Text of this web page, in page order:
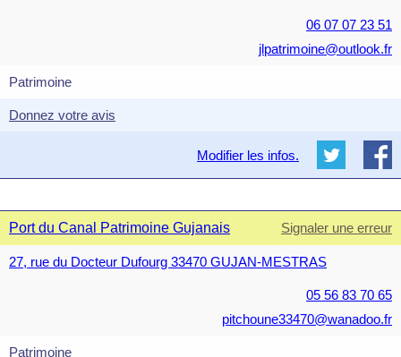
06 07 07 23 51
jlpatrimoine@outlook.fr
Patrimoine
Donnez votre avis
Modifier les infos.
Port du Canal Patrimoine Gujanais Signaler une erreur
27, rue du Docteur Dufourg 33470 GUJAN-MESTRAS
05 56 83 70 65
pitchoune33470@wanadoo.fr
Patrimoine